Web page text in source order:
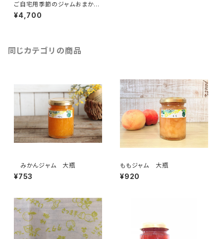
ご自宅用季節のジャムおまかせ
6本セット（箱なし）
¥4,700
同じカテゴリの商品
みかんジャム 大瓶
¥753
ももジャム 大瓶
¥920